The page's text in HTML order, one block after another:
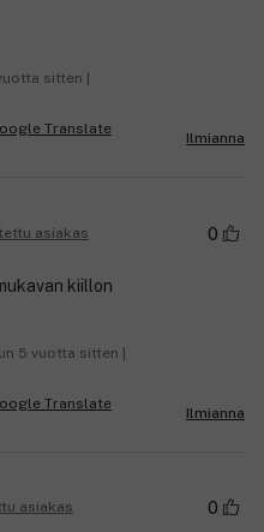
sitten |
Ilmianna
asiakas 0
kiillon
5 vuotta sitten |
Ilmianna
asiakas 0